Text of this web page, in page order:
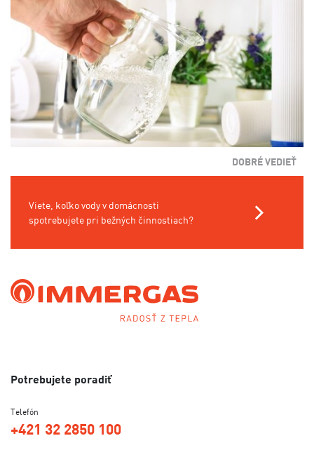
DOBRÉ VEDIEŤ
Viete, koľko vody v domácnosti
spotrebujete pri bežných činnostiach?
Potrebujete poradiť
Telefón
+421 32 2850 100